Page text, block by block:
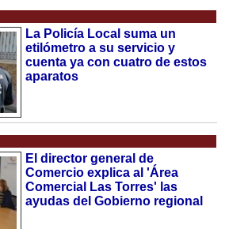
La Policía Local suma un
etilómetro a su servicio y
cuenta ya con cuatro de estos
aparatos
El director general de
Comercio explica al 'Área
Comercial Las Torres' las
ayudas del Gobierno regional